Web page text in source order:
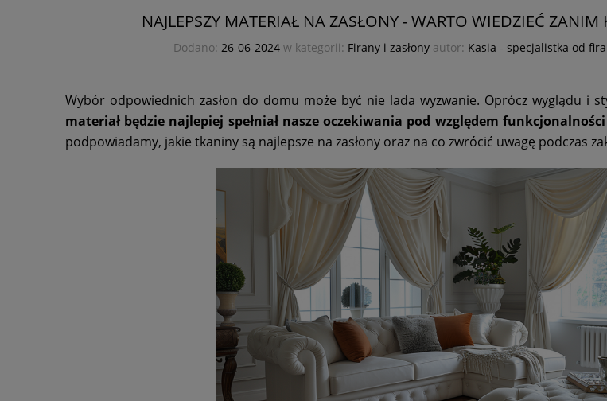
NAJLEPSZY MATERIAŁ NA ZASŁONY - WARTO WIEDZIEĆ ZANIM
Dodano: 26-06-2024 w kategorii: Firany i zasłony autor: Kasia - specjalistka od
Wybór odpowiednich zasłon do domu może być nie lada wyzwanie. Oprócz wyglądu i
materiał będzie najlepiej spełniał nasze oczekiwania pod względem
podpowiadamy, jakie tkaniny są najlepsze na zasłony oraz na co zwrócić uwagę podczas